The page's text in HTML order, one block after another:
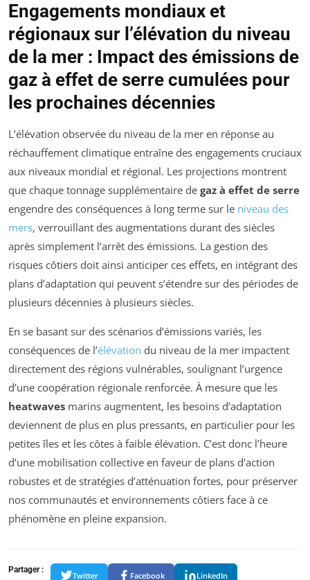
Engagements mondiaux et
régionaux sur l’élévation du niveau
de la mer : Impact des émissions de
gaz à effet de serre cumulées pour
les prochaines décennies
L’élévation observée du niveau de la mer en réponse au
réchauffement climatique entraîne des engagements cruciaux
aux niveaux mondial et régional. Les projections montrent
que chaque tonnage supplémentaire de gaz à effet de serre
engendre des conséquences à long terme sur le niveau des
mers, verrouillant des augmentations durant des siècles
après simplement l’arrêt des émissions. La gestion des
risques côtiers doit ainsi anticiper ces effets, en intégrant des
plans d’adaptation qui peuvent s’étendre sur des périodes de
plusieurs décennies à plusieurs siècles.
En se basant sur des scénarios d’émissions variés, les
conséquences de l’élévation du niveau de la mer impactent
directement des régions vulnérables, soulignant l’urgence
d’une coopération régionale renforcée. À mesure que les
heatwaves marins augmentent, les besoins d’adaptation
deviennent de plus en plus pressants, en particulier pour les
petites îles et les côtes à faible élévation. C’est donc l’heure
d’une mobilisation collective en faveur de plans d’action
robustes et de stratégies d’atténuation fortes, pour préserver
nos communautés et environnements côtiers face à ce
phénomène en pleine expansion.
Partager :
Twitter Facebook LinkedIn